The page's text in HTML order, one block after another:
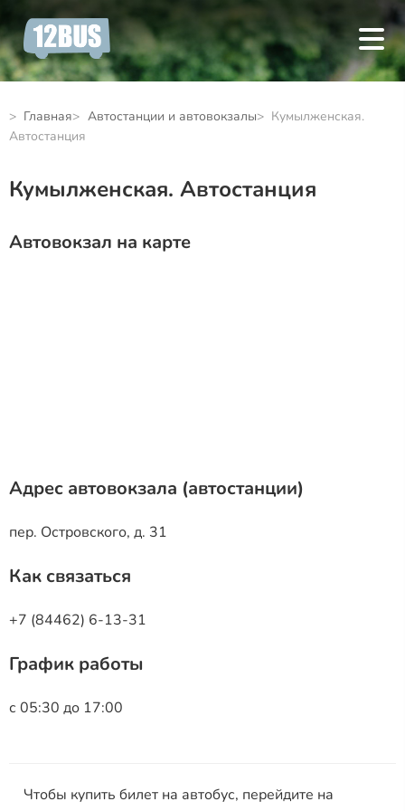
Главная Автостанции и автовокзалы
Кумылженская.
Автостанция
Кумылженская. Автостанция
Автовокзал на карте
Адрес автовокзала (автостанции)
пер. Островского, д. 31
Как связаться
+7 (84462) 6-13-31
График работы
с 05:30 до 17:00
Чтобы купить билет на автобус, перейдите на